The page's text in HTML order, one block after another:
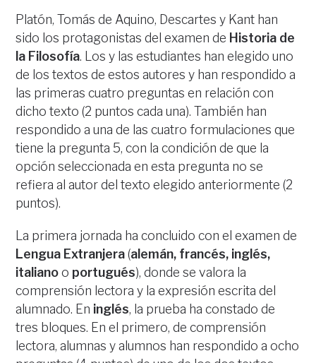
Platón, Tomás de Aquino, Descartes y Kant han
sido los protagonistas del examen de Historia de
la Filosofía. Los y las estudiantes han elegido uno
de los textos de estos autores y han respondido a
las primeras cuatro preguntas en relación con
dicho texto (2 puntos cada una). También han
respondido a una de las cuatro formulaciones que
tiene la pregunta 5, con la condición de que la
opción seleccionada en esta pregunta no se
refiera al autor del texto elegido anteriormente (2
puntos).
La primera jornada ha concluido con el examen de
Lengua Extranjera(alemán, francés, inglés,
italianoo portugués), donde se valora la
comprensión lectora y la expresión escrita del
alumnado. En inglés, la prueba ha constado de
tres bloques. En el primero, de comprensión
lectora, alumnas y alumnos han respondido a ocho